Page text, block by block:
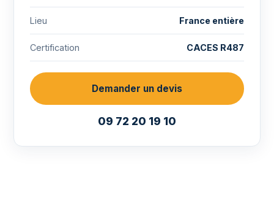
Lieu France entière
Certification CACES R487
Demander un devis
09 72 20 19 10